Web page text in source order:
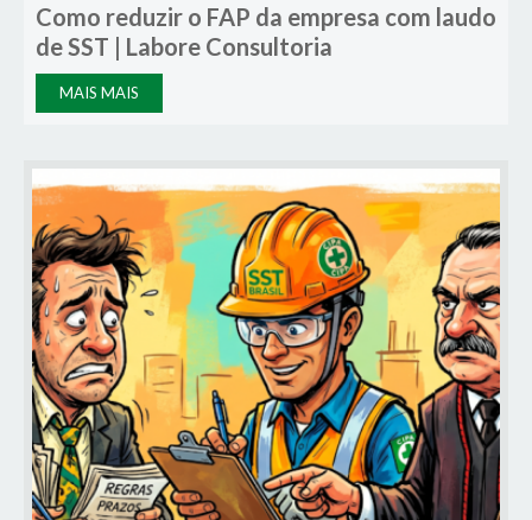
Como reduzir o FAP da empresa com laudo
de SST | Labore Consultoria
MAIS MAIS